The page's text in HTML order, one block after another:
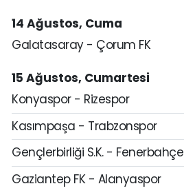
14 Ağustos, Cuma
Galatasaray - Çorum FK
15 Ağustos, Cumartesi
Konyaspor - Rizespor
Kasımpaşa - Trabzonspor
Gençlerbirliği S.K. - Fenerbahçe
Gaziantep FK - Alanyaspor